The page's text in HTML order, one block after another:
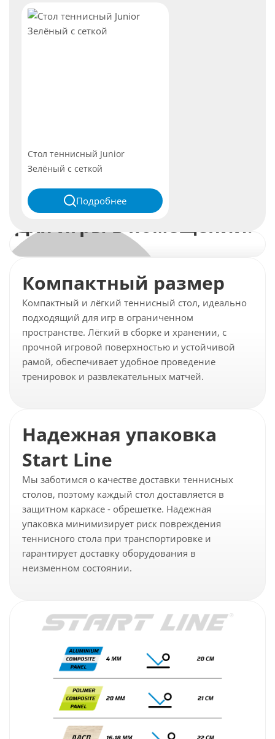
Стол теннисный Junior
Зелёный с сеткой
Подробнее
Для игры в помещении.
Компактный размер
Компактный и лёгкий теннисный стол, идеально
подходящий для игр в ограниченном
пространстве. Лёгкий в сборке и хранении, с
прочной игровой поверхностью и устойчивой
рамой, обеспечивает удобное проведение
тренировок и развлекательных матчей.
Надежная упаковка
Start Line
Мы заботимся о качестве доставки теннисных
столов, поэтому каждый стол доставляется в
защитном каркасе - обрешетке. Надежная
упаковка минимизирует риск повреждения
теннисного стола при транспортировке и
гарантирует доставку оборудования в
неизменном состоянии.